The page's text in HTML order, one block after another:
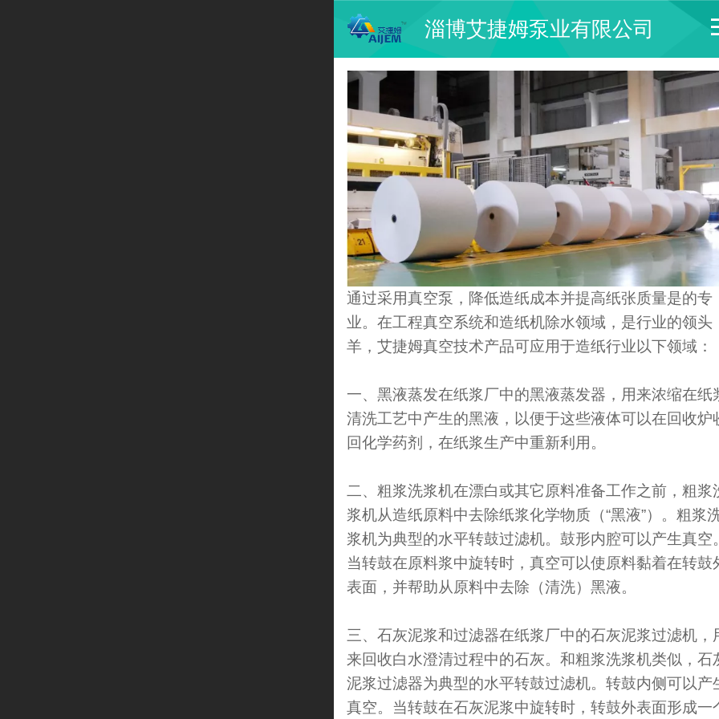
淄博艾捷姆泵业有限公司
通过采用真空泵，降低造纸成本并提高纸张质量是的专
业。在工程真空系统和造纸机除水领域，是行业的领头
羊，艾捷姆真空技术产品可应用于造纸行业以下领域：
一、黑液蒸发在纸浆厂中的黑液蒸发器，用来浓缩在纸
清洗工艺中产生的黑液，以便于这些液体可以在回收炉
回化学药剂，在纸浆生产中重新利用。
二、粗浆洗浆机在漂白或其它原料准备工作之前，粗浆
浆机从造纸原料中去除纸浆化学物质（“黑液”）。粗浆
浆机为典型的水平转鼓过滤机。鼓形内腔可以产生真空。
当转鼓在原料浆中旋转时，真空可以使原料黏着在转鼓
表面，并帮助从原料中去除（清洗）黑液。
三、石灰泥浆和过滤器在纸浆厂中的石灰泥浆过滤机，
来回收白水澄清过程中的石灰。和粗浆洗浆机类似，石
泥浆过滤器为典型的水平转鼓过滤机。转鼓内侧可以产
真空。当转鼓在石灰泥浆中旋转时，转鼓外表面形成一